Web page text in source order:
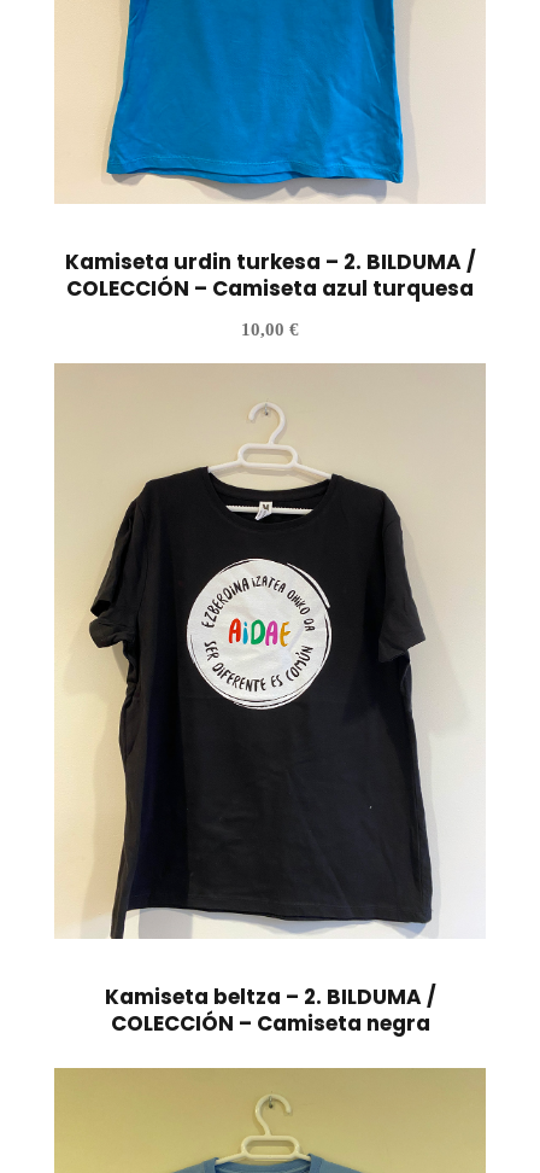
Kamiseta urdin turkesa – 2. BILDUMA /
COLECCIÓN – Camiseta azul turquesa
10,00 €
Kamiseta beltza – 2. BILDUMA /
COLECCIÓN – Camiseta negra